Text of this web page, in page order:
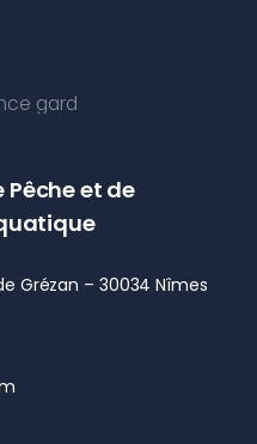
et de
Grézan – 30034 Nîmes